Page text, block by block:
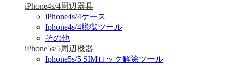
iPhone4s/4周辺器具
iPhone4s/4ケース
Iphone4s/4脱獄ツール
その他
iPhone5s/5周辺機器
Iphone5s/5 SIMロック解除ツール